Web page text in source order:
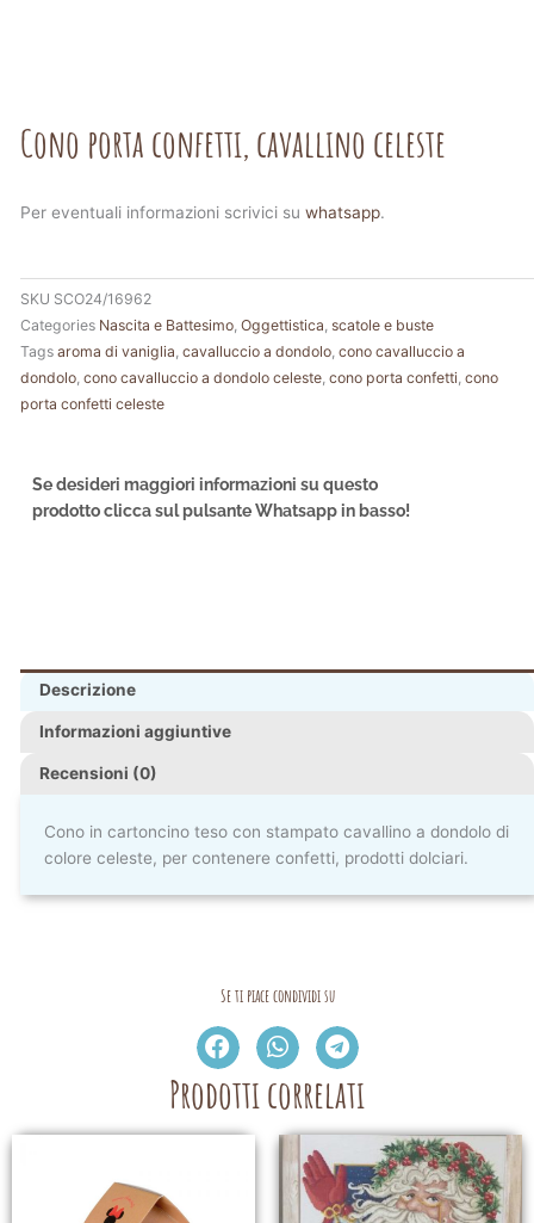
Cono porta confetti, cavallino celeste
Per eventuali informazioni scrivici su whatsapp.
SKU SCO24/16962
Categories Nascita e Battesimo Oggettistica scatole e buste
Tags aroma di vaniglia cavalluccio a dondolo cono cavalluccio a
dondolo cono cavalluccio a dondolo celeste cono porta confetti cono
porta confetti celeste
Se desideri maggiori informazioni su questo
prodotto clicca sul pulsante Whatsapp in basso!
Descrizione
Informazioni aggiuntive
Recensioni (0)
Cono in cartoncino teso con stampato cavallino a dondolo di
colore celeste, per contenere confetti, prodotti dolciari.
Se ti piace condividi su
Prodotti correlati